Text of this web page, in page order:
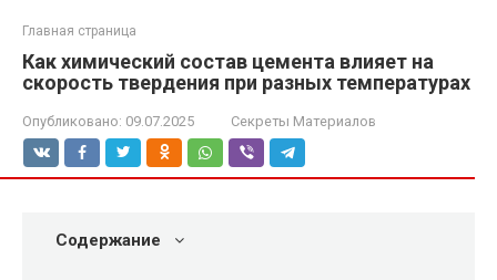
Главная страница
Как химический состав цемента влияет на
скорость твердения при разных температурах
Опубликовано: 09.07.2025 Секреты Материалов
Содержание